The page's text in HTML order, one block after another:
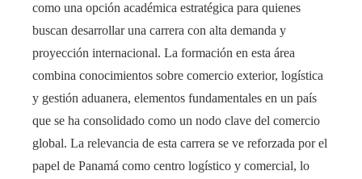
como una opción académica estratégica para quienes
buscan desarrollar una carrera con alta demanda y
proyección internacional. La formación en esta área
combina conocimientos sobre comercio exterior, logística
y gestión aduanera, elementos fundamentales en un país
que se ha consolidado como un nodo clave del comercio
global. La relevancia de esta carrera se ve reforzada por el
papel de Panamá como centro logístico y comercial, lo